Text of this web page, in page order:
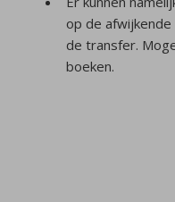
op de
de transfer.
boeken.